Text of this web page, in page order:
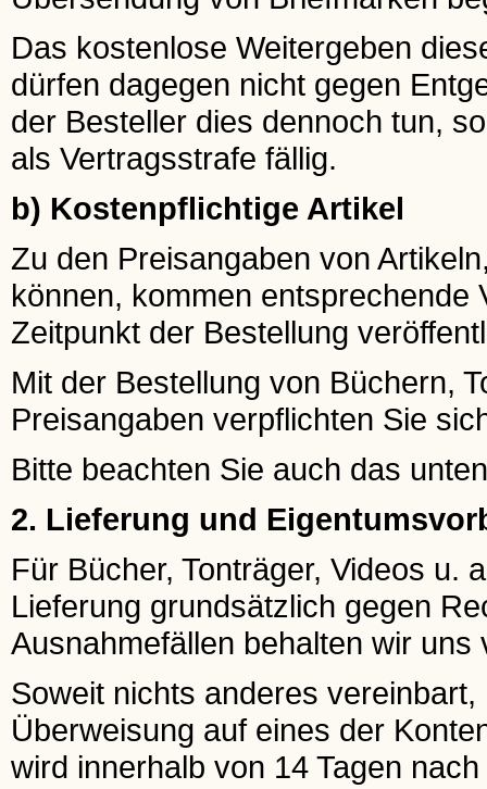
Das kostenlose Weitergeben
dürfen dagegen nicht gegen
der Besteller dies dennoch tun,
als Vertragsstrafe fällig.
b) Kostenpflichtige Artikel
Zu den Preisangaben von
können, kommen entsprechende
Zeitpunkt der Bestellung
Mit der Bestellung von Büchern,
Preisangaben verpflichten Sie
Bitte beachten Sie auch das
2. Lieferung und
Für Bücher, Tonträger, Videos u.
Lieferung grundsätzlich gegen
Ausnahmefällen behalten wir
Soweit nichts anderes
Überweisung auf eines der
wird innerhalb von 14 Tagen